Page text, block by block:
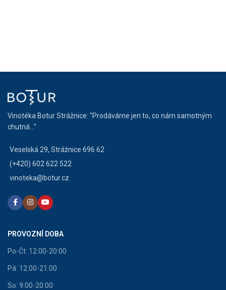
Vinotéka Botur Strážnice: "Prodáváme jen to, co nám samotným
chutná..."
Veselská 29, Strážnice 696 62
(+420) 602 622 522
vinoteka@botur.cz
PROVOZNÍ DOBA
Po-Čt: 12:00-20:00
Pá: 12:00-21:00
So: 9:00-20:00